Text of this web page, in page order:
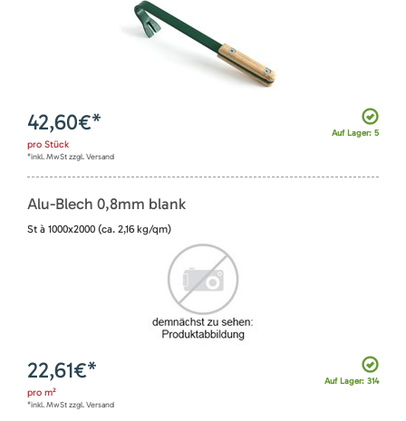
Auf Lager: 5
42,60€*
pro Stück
*inkl. MwSt zzgl. Versand
Alu-Blech 0,8mm blank
St à 1000x2000 (ca. 2,16 kg/qm)
Auf Lager: 314
22,61€*
pro m²
*inkl. MwSt zzgl. Versand